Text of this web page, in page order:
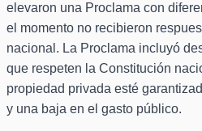
elevaron una Proclama con
el momento no recibieron
nacional. La Proclama incluyó
que respeten la Constitución
propiedad privada esté
y una baja en el gasto público.